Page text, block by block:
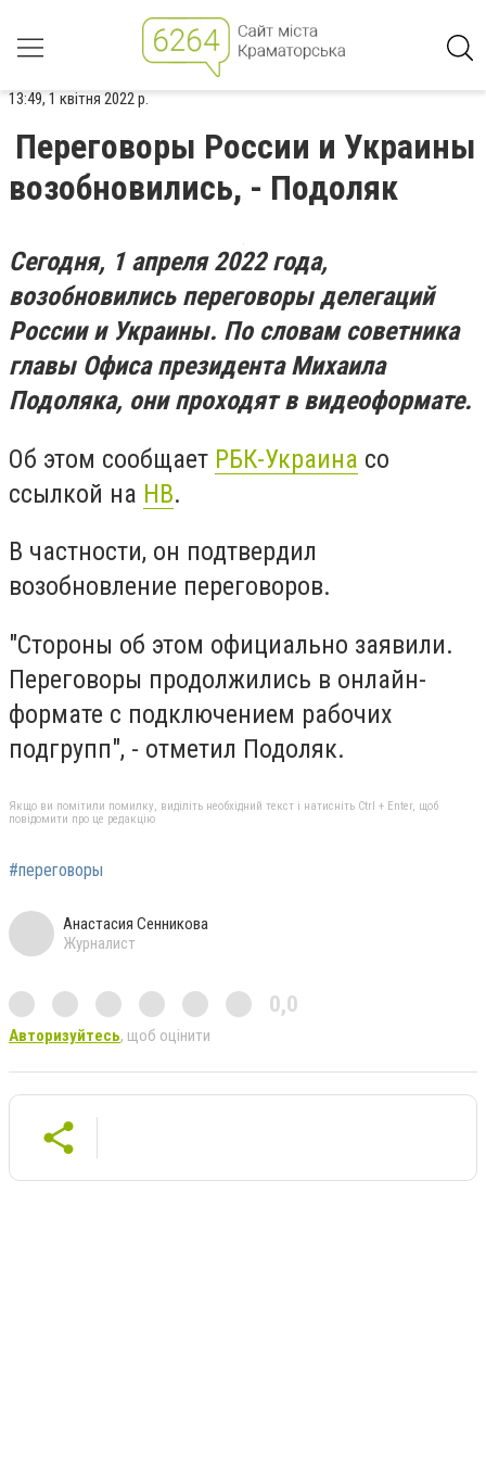
13:49, 1 квітня 2022 р.
Переговоры России и Украины
возобновились, - Подоляк
Сегодня, 1 апреля 2022 года,
возобновились переговоры делегаций
России и Украины. По словам советника
главы Офиса президента Михаила
Подоляка, они проходят в видеоформате.
Об этом сообщает РБК-Украина со
ссылкой на НВ.
В частности, он подтвердил
возобновление переговоров.
"Стороны об этом официально заявили.
Переговоры продолжились в онлайн-
формате с подключением рабочих
подгрупп", - отметил Подоляк.
Якщо ви помітили помилку, виділіть необхідний текст і натисніть Ctrl + Enter, щоб
повідомити про це редакцію
#переговоры
Анастасия Сенникова
Журналист
0,0
Авторизуйтесь, щоб оцінити